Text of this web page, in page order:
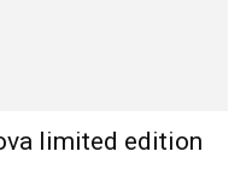
limited edition